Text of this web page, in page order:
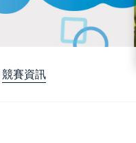
競賽資訊